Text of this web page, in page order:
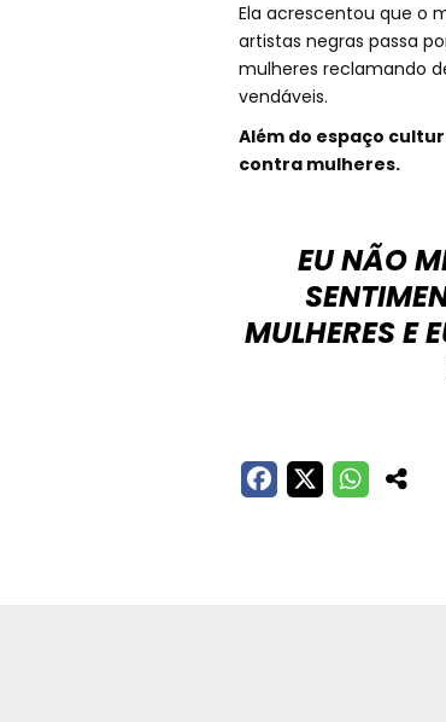
Ela acrescentou que o
artistas negras passa
mulheres reclamando
vendáveis.
Além do espaço
contra mulheres.
EU NÃO
MULHERES E